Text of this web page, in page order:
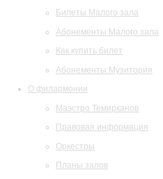
Билеты Малого зала
Абонементы Малого зала
Как купить билет
Абонементы Музитория
О филармонии
Маэстро Темирканов
Правовая информация
Оркестры
Планы залов